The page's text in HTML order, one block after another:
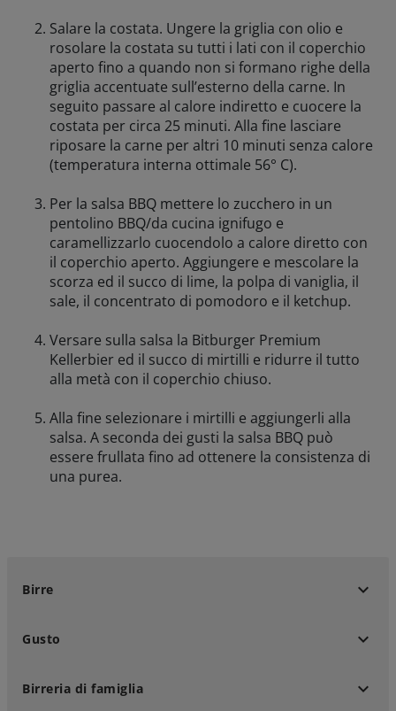
Salare la costata. Ungere la griglia con olio e
rosolare la costata su tutti i lati con il coperchio
aperto fino a quando non si formano righe della
griglia accentuate sull’esterno della carne. In
seguito passare al calore indiretto e cuocere la
costata per circa 25 minuti. Alla fine lasciare
riposare la carne per altri 10 minuti senza calore
(temperatura interna ottimale 56° C).
Per la salsa BBQ mettere lo zucchero in un
pentolino BBQ/da cucina ignifugo e
caramellizzarlo cuocendolo a calore diretto con
il coperchio aperto. Aggiungere e mescolare la
scorza ed il succo di lime, la polpa di vaniglia, il
sale, il concentrato di pomodoro e il ketchup.
Versare sulla salsa la Bitburger Premium
Kellerbier ed il succo di mirtilli e ridurre il tutto
alla metà con il coperchio chiuso.
Alla fine selezionare i mirtilli e aggiungerli alla
salsa. A seconda dei gusti la salsa BBQ può
essere frullata fino ad ottenere la consistenza di
una purea.
Birre keyboard_arrow_down
Gusto keyboard_arrow_down
Birreria di famiglia keyboard_arrow_down